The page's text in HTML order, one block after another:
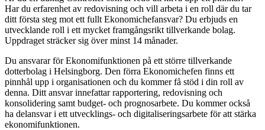
Har du erfarenhet av redovisning och vill arbeta i en roll där du tar
ditt första steg mot ett fullt Ekonomichefansvar? Du erbjuds en
utvecklande roll i ett mycket framgångsrikt tillverkande bolag.
Uppdraget sträcker sig över minst 14 månader.
Du ansvarar för Ekonomifunktionen på ett större tillverkande
dotterbolag i Helsingborg. Den förra Ekonomichefen finns ett
pinnhål upp i organisationen och du kommer få stöd i din roll av
denna. Ditt ansvar innefattar rapportering, redovisning och
konsolidering samt budget- och prognosarbete. Du kommer också
ha delansvar i ett utvecklings- och digitaliseringsarbete för att stärka
ekonomifunktionen.